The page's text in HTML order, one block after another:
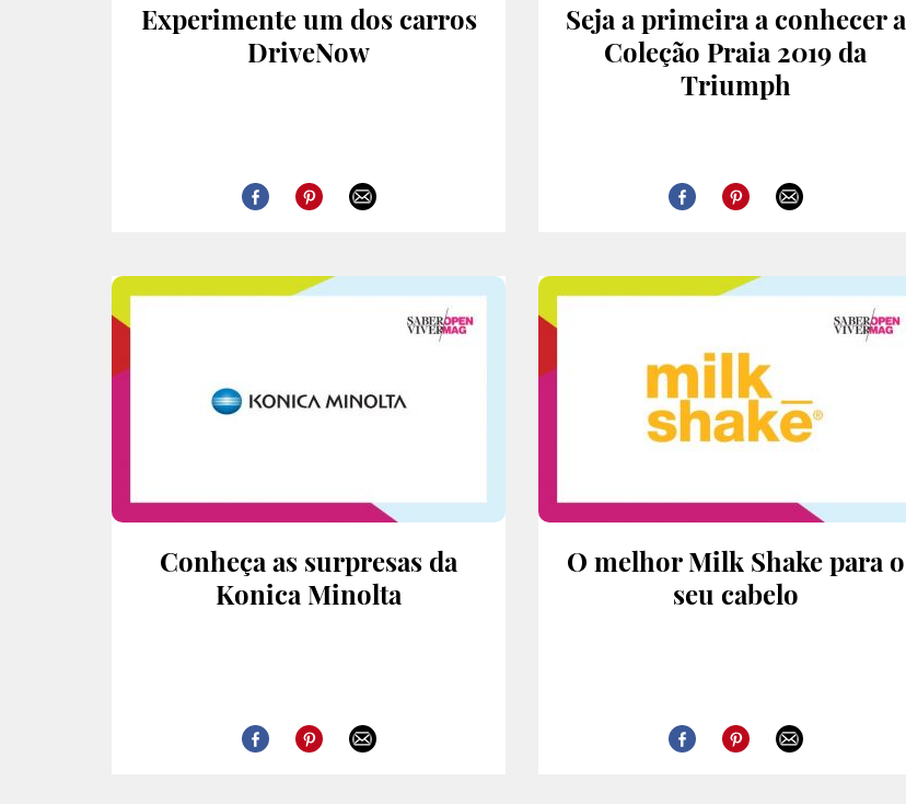
Experimente um dos carros
DriveNow
Seja a primeira a conhecer a
Coleção Praia 2019 da
Triumph
Conheça as surpresas da
Konica Minolta
O melhor Milk Shake para o
seu cabelo